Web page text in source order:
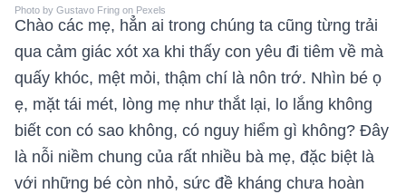
Photo by Gustavo Fring on Pexels
Chào các mẹ, hẳn ai trong chúng ta cũng từng trải
qua cảm giác xót xa khi thấy con yêu đi tiêm về mà
quấy khóc, mệt mỏi, thậm chí là nôn trớ. Nhìn bé ọ
ẹ, mặt tái mét, lòng mẹ như thắt lại, lo lắng không
biết con có sao không, có nguy hiểm gì không? Đây
là nỗi niềm chung của rất nhiều bà mẹ, đặc biệt là
với những bé còn nhỏ, sức đề kháng chưa hoàn